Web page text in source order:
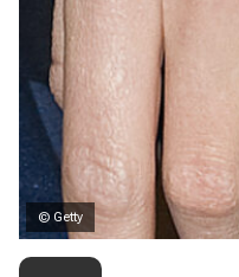
© Getty